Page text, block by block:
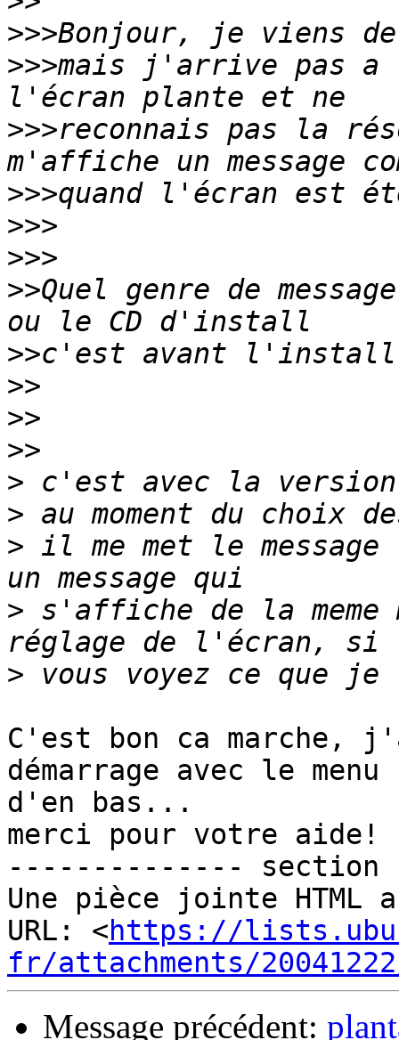
>>>
>>>mais j'arrive pas
>>>reconnais pas la
>>>
>>>
>>>
>>Quel genre de
>>
>>
>>
>>
>
>
> il me met le
> s'affiche de la meme
>
C'est bon ca marche,
démarrage avec le menu
d'en bas...
merci pour votre aide!
-------------- section
Une pièce jointe
URL: <https://
fr/attachments/
Message précédent: